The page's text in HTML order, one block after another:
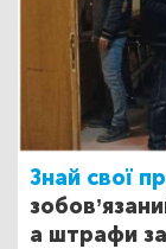
Знай свої
а штрафи